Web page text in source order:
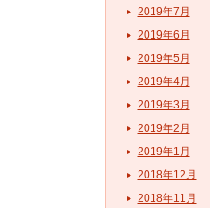
2019年7月
2019年6月
2019年5月
2019年4月
2019年3月
2019年2月
2019年1月
2018年12月
2018年11月